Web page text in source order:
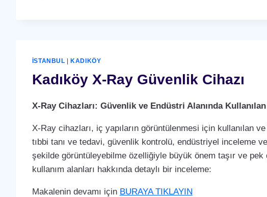
İSTANBUL |KADIKÖY
Kadıköy X-Ray Güvenlik Cihazı
X-Ray Cihazları: Güvenlik ve Endüstri Alanında
X-Ray cihazları, iç yapıların görüntülenmesi için kullanılan
tıbbi tanı ve tedavi, güvenlik kontrolü, endüstriyel inceleme
şekilde görüntüleyebilme özelliğiyle büyük önem taşır ve
kullanım alanları hakkında detaylı bir inceleme:
Makalenin devamı için BURAYA TIKLAYIN